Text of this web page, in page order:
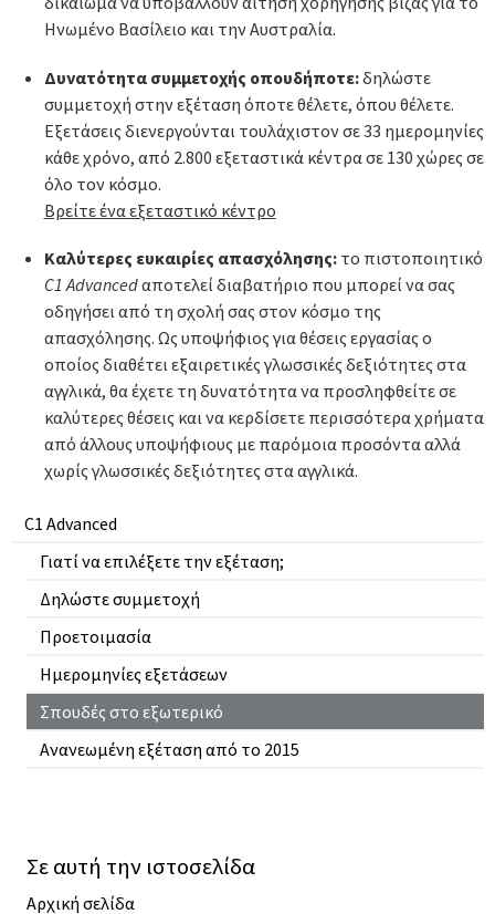
C1 Advanced
Γιατί να επιλέξετε την εξέταση;
Δηλώστε συμμετοχή
Προετοιμασία
Ημερομηνίες εξετάσεων
Σπουδές στο εξωτερικό
Ανανεωμένη εξέταση από το 2015
Ηνωμένο Βασίλειο και την Αυστραλία.
Δυνατότητα συμμετοχής οπουδήποτε:δηλώστε
συμμετοχή στην εξέταση όποτε θέλετε, όπου θέλετε.
Εξετάσεις διενεργούνται τουλάχιστον σε 33 ημερομηνίες
κάθε χρόνο, από 2.800 εξεταστικά κέντρα σε 130 χώρες σε
όλο τον κόσμο.
Βρείτε ένα εξεταστικό κέντρο
Καλύτερες ευκαιρίες απασχόλησης:το πιστοποιητικό
C1 Advancedαποτελεί διαβατήριο που μπορεί να σας
οδηγήσει από τη σχολή σας στον κόσμο της
απασχόλησης. Ως υποψήφιος για θέσεις εργασίας ο
οποίος διαθέτει εξαιρετικές γλωσσικές δεξιότητες στα
αγγλικά, θα έχετε τη δυνατότητα να προσληφθείτε σε
καλύτερες θέσεις και να κερδίσετε περισσότερα χρήματα
από άλλους υποψήφιους με παρόμοια προσόντα αλλά
χωρίς γλωσσικές δεξιότητες στα αγγλικά.
Σε αυτή την ιστοσελίδα
Αρχική σελίδα